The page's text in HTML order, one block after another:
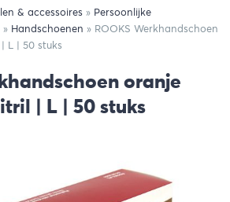
& accessoires » Persoonlijke
» Handschoenen » ROOKS Werkhandschoen
L | 50 stuks
oranje
| L | 50 stuks